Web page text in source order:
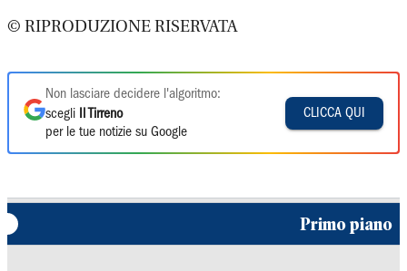
© RIPRODUZIONE RISERVATA
Non lasciare decidere l'algoritmo:
scegli
Il Tirreno
per le tue notizie su Google
CLICCA QUI
Primo piano